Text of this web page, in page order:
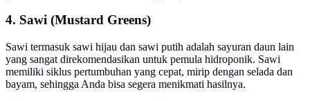
4. Sawi (Mustard Greens)
Sawi termasuk sawi hijau dan sawi putih adalah sayuran daun lain
yang sangat direkomendasikan untuk pemula hidroponik. Sawi
memiliki siklus pertumbuhan yang cepat, mirip dengan selada dan
bayam, sehingga Anda bisa segera menikmati hasilnya.